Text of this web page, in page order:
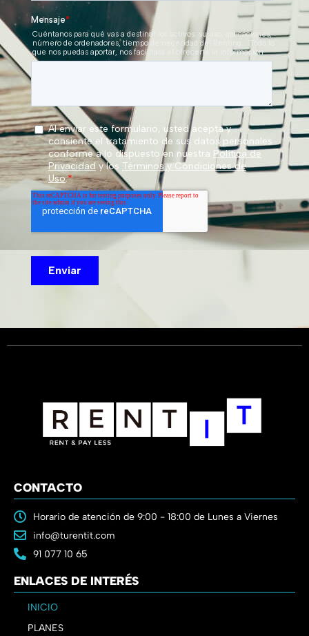
CONTACTO
Horario de atención de 9:00 - 18:00 de Lunes a Viernes
info@turentit.com
91 077 10 65
ENLACES DE INTERÉS
INICIO
PLANES